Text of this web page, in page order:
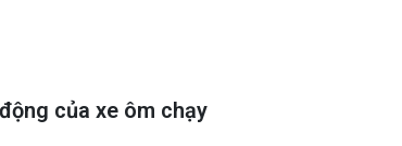
của xe ôm chạy